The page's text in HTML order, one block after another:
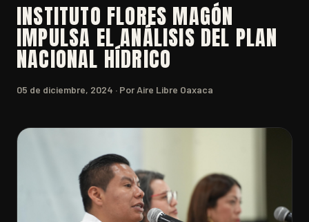
INSTITUTO FLORES MAGÓN
IMPULSA EL ANÁLISIS DEL PLAN
NACIONAL HÍDRICO
05 de diciembre, 2024 · Por Aire Libre Oaxaca